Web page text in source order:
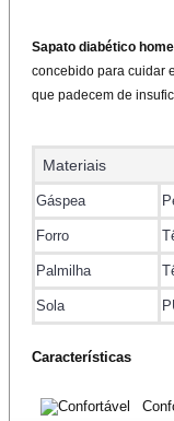
Sapato diabético
concebido para cuidar
que padecem de
Materiais
Gáspea
Forro
Palmilha
Sola
Características